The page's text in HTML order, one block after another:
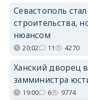
Севастополь
строительства,
нюансом
20:02 11 4270
Ханский дворец
замминистра
19:00 6 9774